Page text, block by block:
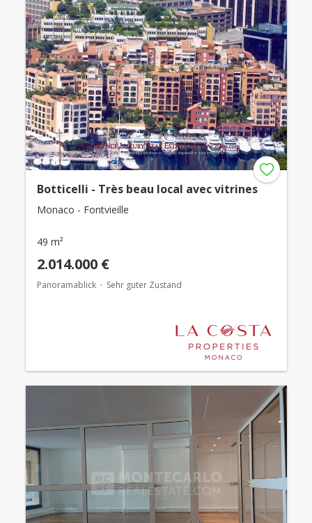
Botticelli - Très beau local avec vitrines
Monaco - Fontvieille
49 m²
2.014.000 €
Panoramablick Sehr guter Zustand